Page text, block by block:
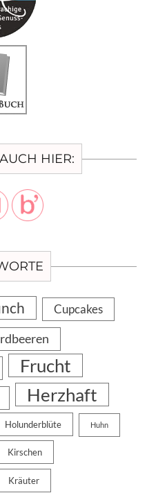
HIER:
Cupcakes
Frucht
Herzhaft
Holunderblüte Huhn
Kirschen
Kräuter